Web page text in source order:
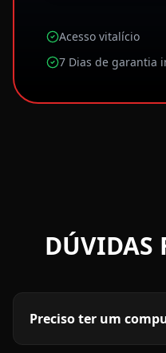
Acesso vitalício
7 Dias de garantia
DÚVIDAS
Preciso ter um